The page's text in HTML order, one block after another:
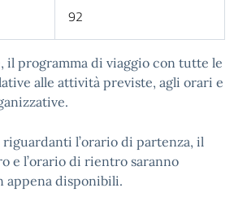
92
il programma di viaggio con tutte le
alle attività previste, agli orari e
l’orario di partenza, il
e l’orario di rientro saranno
appena disponibili.